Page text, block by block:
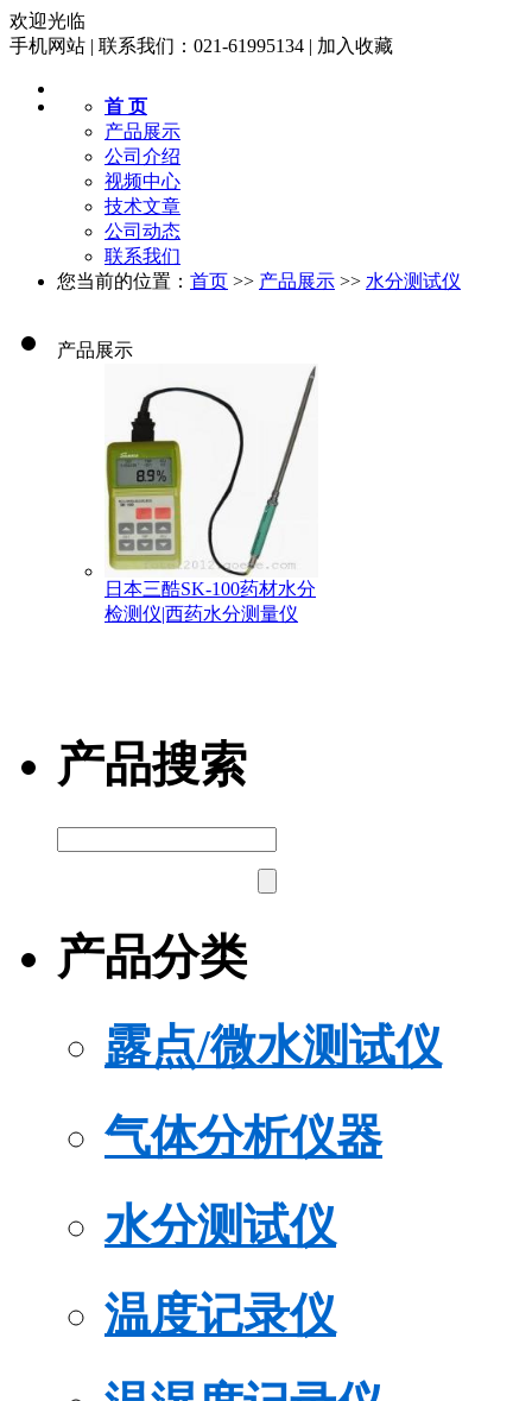
欢迎光临
手机网站 | 联系我们：021-61995134 | 加入收藏
首 页
产品展示
公司介绍
视频中心
技术文章
公司动态
联系我们
您当前的位置： 首页 >> 产品展示 >> 水分测试仪
产品展示
日本三酷SK-100药材水分
检测仪|西药水分测量仪
产品搜索
产品分类
露点/微水测试仪
气体分析仪器
水分测试仪
温度记录仪